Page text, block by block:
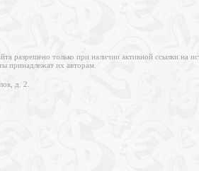
разрешено только при наличии активной ссылки на
принадлежат их авторам.
д. 2.